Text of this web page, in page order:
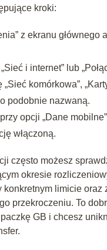
kroki:
z ekranu głównego
i internet” lub
komórkowa”,
podobnie nazwaną.
opcji „Dane
włączoną.
często możesz
okresie
konkretnym limicie oraz
przekroczeniu. To
GB i chcesz